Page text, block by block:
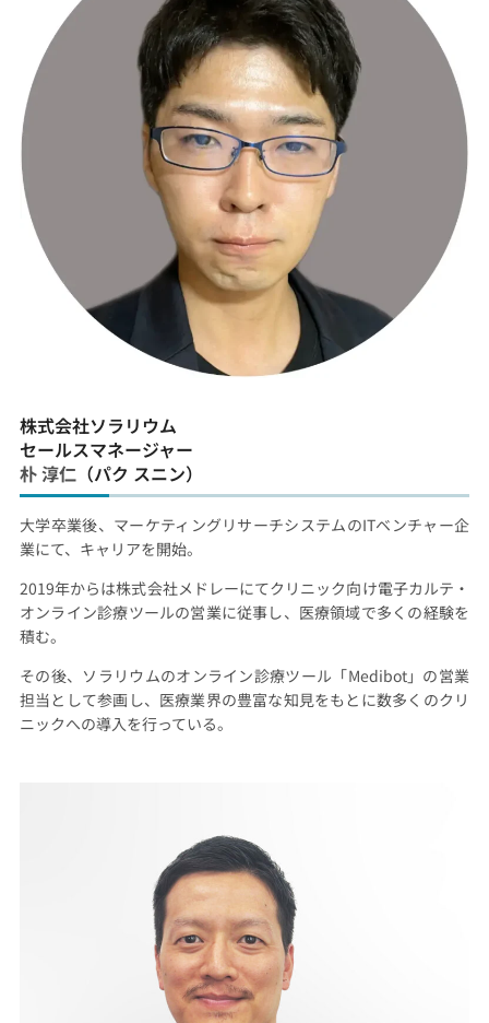
株式会社ソラリウム
セールスマネージャー
朴 淳仁 （パク スニン）
大学卒業後、マーケティングリサーチシステムのITベンチャー企
業にて、キャリアを開始。
2019年からは株式会社メドレーにてクリニック向け電子カルテ・
オンライン診療ツールの営業に従事し、医療領域で多くの経験を
積む。
その後、ソラリウムのオンライン診療ツール「Medibot」の営業
担当として参画し、医療業界の豊富な知見をもとに数多くのクリ
ニックへの導入を行っている。